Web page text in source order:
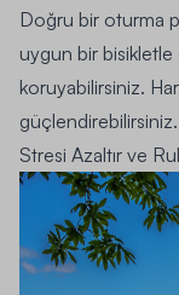
Doğru bir oturma
uygun bir bisikletle
koruyabilirsiniz.
güçlendirebilirsiniz.
Stresi Azaltır ve